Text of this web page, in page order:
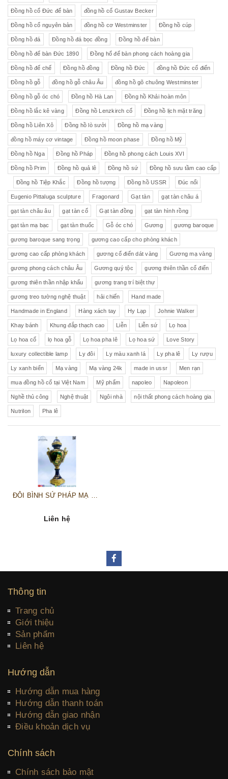
Đồng hồ cổ Đức để bàn đồng hồ cổ Gustav Becker
Đồng hồ cổ nguyên bản đồng hồ cơ Westminster Đồng hồ cúp
Đồng hồ đá Đồng hồ đá bọc đồng Đồng hồ để bàn
Đồng hồ để bàn Đức 1890 Đồng hổ để bàn phong cách hoàng gia
Đồng hồ đế chế Đồng hồ đồng Đồng hồ Đức đồng hồ Đức cổ điển
Đồng hồ gỗ đồng hồ gỗ châu Âu đồng hồ gõ chuông Westminster
Đồng hồ gỗ óc chó Đồng hồ Hà Lan Đồng hồ Khải hoàn môn
Đồng hồ lắc kê vàng Đồng hồ Lenzkirch cổ Đồng hồ lịch mặt trăng
Đồng hồ Liên Xô Đồng hồ lò sưởi Đồng hồ mạ vàng
đồng hồ máy cơ vintage Đồng hồ moon phase Đồng hồ Mỹ
Đồng hồ Nga Đồng hồ Pháp Đồng hồ phong cách Louis XVI
Đồng hồ Prim Đồng hồ quả lê Đồng hồ sứ Đồng hồ sưu tầm cao cấp
Đồng hồ Tiệp Khắc Đồng hồ tượng Đồng hồ USSR Đúc nổi
Eugenio Pittaluga sculpture Fragonard Gạt tàn gạt tàn châu á
gạt tàn châu âu gạt tàn cổ Gạt tàn đồng gạt tàn hình rồng
gạt tàn mạ bạc gạt tàn thuốc Gỗ óc chó Gương gương baroque
gương baroque sang trọng gương cao cấp cho phòng khách
gương cao cấp phòng khách gương cổ điển dát vàng Gương mạ vàng
gương phong cách châu Âu Gương quý tộc gương thiên thần cổ điển
gương thiên thần nhập khẩu gương trang trí biệt thự
gương treo tường nghệ thuật hải chiến Hand made
Handmade in England Hàng xách tay Hy Lạp Johnie Walker
Khay bánh Khung đắp thạch cao Liễn Liễn sứ Lọ hoa
Lọ hoa cổ lọ hoa gỗ Lọ hoa pha lê Lọ hoa sứ Love Story
luxury collectible lamp Ly đôi Ly màu xanh lá Ly pha lê Ly rượu
Ly xanh biển Mạ vàng Mạ vàng 24k made in ussr Men rạn
mua đồng hồ cổ tại Việt Nam Mỹ phẩm napoleo Napoleon
Nghề thủ công Nghệ thuật Ngôi nhà nội thất phong cách hoàng gia
Nutrilon Pha lê
ĐÔI BÌNH SỨ PHÁP MẠ VÀNG
Liên hệ
Thông tin
Trang chủ
Giới thiệu
Sản phẩm
Liên hệ
Hướng dẫn
Hướng dẫn mua hàng
Hướng dẫn thanh toán
Hướng dẫn giao nhận
Điều khoản dịch vụ
Chính sách
Chính sách bảo mật